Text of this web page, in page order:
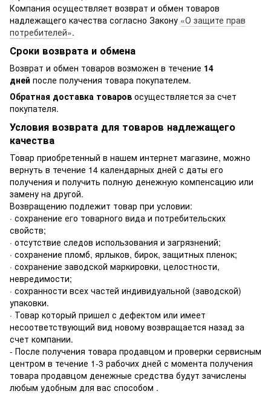
Компания осуществляет возврат и обмен товаров
надлежащего качества согласно Закону «О защите прав
потребителей».
Сроки возврата и обмена
Возврат и обмен товаров возможен в течение 14
дней после получения товара покупателем.
Обратная доставка товаров осуществляется за счет
покупателя.
Условия возврата для товаров надлежащего
качества
Товар приобретенный в нашем интернет магазине, можно
вернуть в течение 14 календарных дней с даты его
получения и получить полную денежную компенсацию или
замену на другой.
Возвращению подлежит товар при условии:
· сохранение его товарного вида и потребительских
свойств;
· отсутствие следов использования и загрязнений;
· сохранение пломб, ярлыков, бирок, защитных пленок;
· сохранение заводской маркировки, целостности,
невредимости;
· сохранности всех частей индивидуальной (заводской)
упаковки.
· Товар который пришел с дефектом или имеет
несоответствующий вид новому возвращается назад за
счет компании.
- После получения товара продавцом и проверки сервисным
центром в течение 1-3 рабочих дней с момента получения
товара продавцом денежные средства будут зачислены
любым удобным для вас способом .